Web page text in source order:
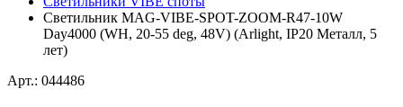
Светильник MAG-VIBE-SPOT-ZOOM-R47-10W
Day4000 (WH, 20-55 deg, 48V) (Arlight, IP20 Металл, 5
лет)
Арт.: 044486